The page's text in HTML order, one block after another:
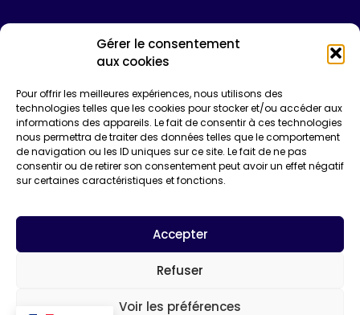
Gérer le consentement
aux cookies
Pour offrir les meilleures expériences, nous utilisons des
technologies telles que les cookies pour stocker et/ou accéder aux
informations des appareils. Le fait de consentir à ces technologies
nous permettra de traiter des données telles que le comportement
de navigation ou les ID uniques sur ce site. Le fait de ne pas
consentir ou de retirer son consentement peut avoir un effet négatif
sur certaines caractéristiques et fonctions.
Accepter
Refuser
Voir les préférences
Plateforme
Formations
Enquêtes de certification
Communication
Entreprise*
Email*